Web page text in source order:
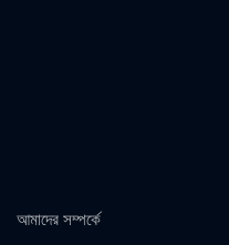
আমাদের সম্পর্কে